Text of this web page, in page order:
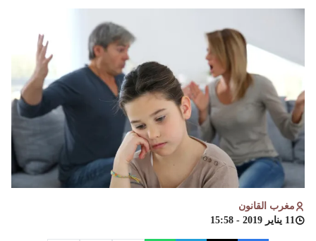
مغرب القانون
11 يناير 2019 - 15:58